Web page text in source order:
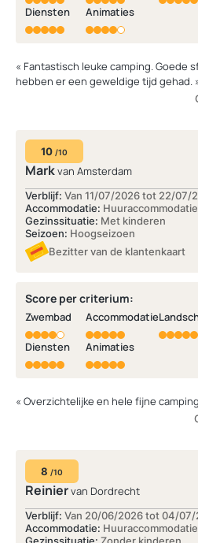
Diensten Animaties
« Fantastisch leuke camping. Goede
hebben er een geweldige tijd gehad.
10 /10
Markvan Amsterdam
Verblijf: Van 11/07/2026 tot 22/07/
Accommodatie: Huuraccommodatie
Gezinssituatie: Met kinderen
Seizoen: Hoogseizoen
Bezitter van de klantenkaart
Score per criterium:
Zwembad Accommodatie
Diensten Animaties
« Overzichtelijke en hele fijne
8 /10
Reiniervan Dordrecht
Verblijf: Van 20/06/2026 tot 04/07/
Accommodatie: Huuraccommodatie